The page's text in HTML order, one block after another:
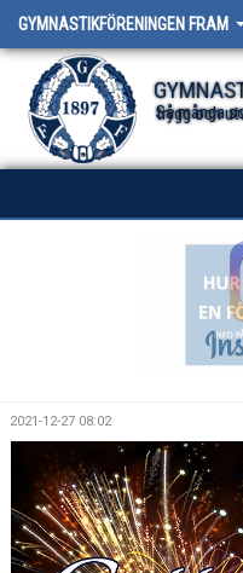
GYMNASTIKFÖRENINGEN FRAM
Så många som möjligt - Så länge
NYHETER FÖR ALLA TRUPPER
2021-12-27 08:02